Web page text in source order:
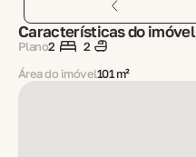
Características do imóvel
Plano2
2
Área do imóvel101 m²